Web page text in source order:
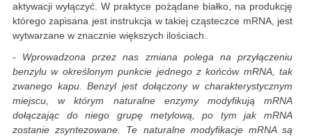
aktywacji wyłączyć. W praktyce pożądane białko, na produkcję
którego zapisana jest instrukcja w takiej cząsteczce mRNA, jest
wytwarzane w znacznie większych ilościach.
- Wprowadzona przez nas zmiana polega na przyłączeniu
benzylu w określonym punkcie jednego z końców mRNA, tak
zwanego kapu. Benzyl jest dołączony w charakterystycznym
miejscu, w którym naturalne enzymy modyfikują mRNA
dołączając do niego grupę metylową, po tym jak mRNA
zostanie zsyntezowane. Te naturalne modyfikacje mRNA są